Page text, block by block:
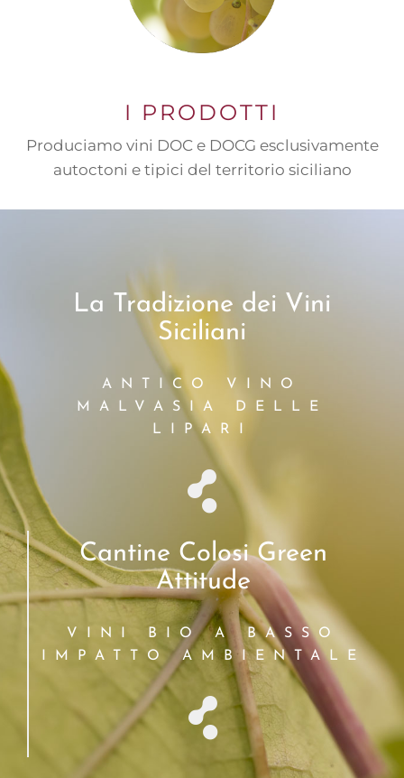
I PRODOTTI
Produciamo vini DOC e DOCG esclusivamente
autoctoni e tipici del territorio siciliano
La Tradizione dei Vini
Siciliani
ANTICO VINO
MALVASIA DELLE
LIPARI
Cantine Colosi Green
Attitude
VINI BIO A BASSO
IMPATTO AMBIENTALE